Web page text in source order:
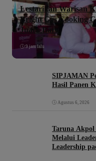
Lestarikan Warisan
Bright Gas Cooking
Juara Baru
9 jam lalu
SIPJAMAN
Hasil Panen
Agustus 6, 2026
Taruna Akpol
Melalui
Leadership